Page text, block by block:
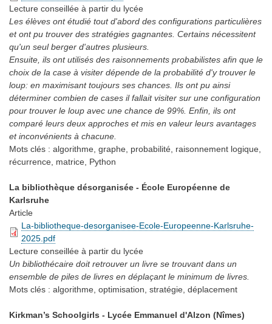
Lecture conseillée à partir du lycée
Les élèves ont étudié tout d'abord des configurations particulières
et ont pu trouver des stratégies gagnantes. Certains nécessitent
qu'un seul berger d'autres plusieurs.
Ensuite, ils ont utilisés des raisonnements probabilistes afin que le
choix de la case à visiter dépende de la probabilité d'y trouver le
loup: en maximisant toujours ses chances. Ils ont pu ainsi
déterminer combien de cases il fallait visiter sur une configuration
pour trouver le loup avec une chance de 99%. Enfin, ils ont
comparé leurs deux approches et mis en valeur leurs avantages
et inconvénients à chacune.
Mots clés : algorithme, graphe, probabilité, raisonnement logique,
récurrence, matrice, Python
La bibliothèque désorganisée - École Européenne de
Karlsruhe
Article
La-bibliotheque-desorganisee-Ecole-Europeenne-Karlsruhe-
2025.pdf
Lecture conseillée à partir du lycée
Un bibliothécaire doit retrouver un livre se trouvant dans un
ensemble de piles de livres en déplaçant le minimum de livres.
Mots clés : algorithme, optimisation, stratégie, déplacement
Kirkman’s Schoolgirls - Lycée Emmanuel d'Alzon (Nîmes)